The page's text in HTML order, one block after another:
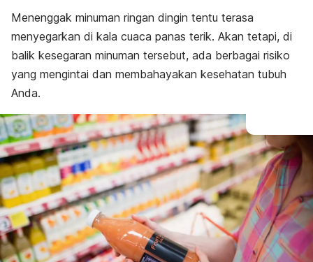
Menenggak minuman ringan dingin tentu terasa
menyegarkan di kala cuaca panas terik. Akan tetapi, di
balik kesegaran minuman tersebut, ada berbagai risiko
yang mengintai dan membahayakan kesehatan tubuh
Anda.